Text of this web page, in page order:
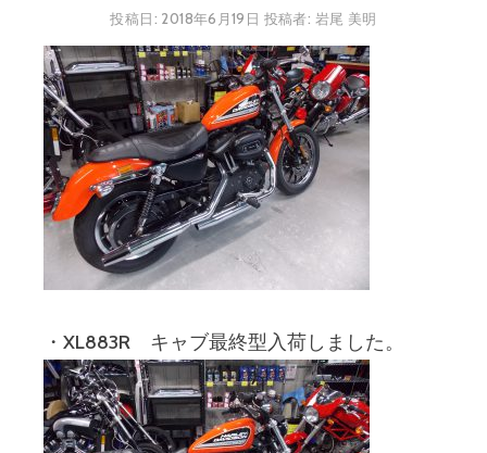
投稿日: 2018年6月19日 投稿者: 岩尾 美明
・XL883R キャブ最終型入荷しました。